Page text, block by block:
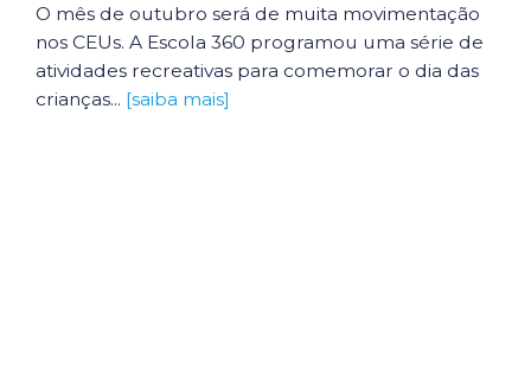
O mês de outubro será de muita movimentação
nos CEUs. A Escola 360 programou uma série de
atividades recreativas para comemorar o dia das
crianças... [saiba mais]